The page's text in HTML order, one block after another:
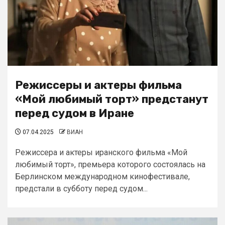
Режиссеры и актеры фильма
«Мой любимый торт» предстанут
перед судом в Иране
07.04.2025 ВИАН
Режиссера и актеры иранского фильма «Мой
любимый торт», премьера которого состоялась на
Берлинском международном кинофестивале,
предстали в субботу перед судом...